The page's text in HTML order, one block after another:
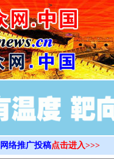
>
网络推广投稿点击进入>>>